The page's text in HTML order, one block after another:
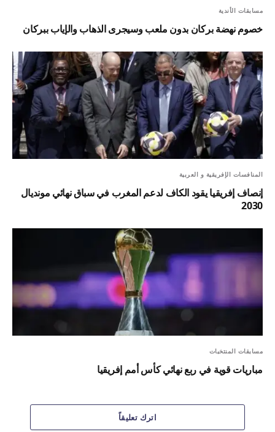
مسابقات الأندية
خصوم نهضة بركان بدون ملعب وسيجرى الذهاب والإياب ببركان
المنافسات الإفريقية و العربية
إنصاف إفريقيا يقود الكاف لدعم المغرب في سباق نهائي مونديال
2030
مسابقات المنتخبات
مباريات قوية في ربع نهائي كأس أمم إفريقيا
اترك تعليقاً